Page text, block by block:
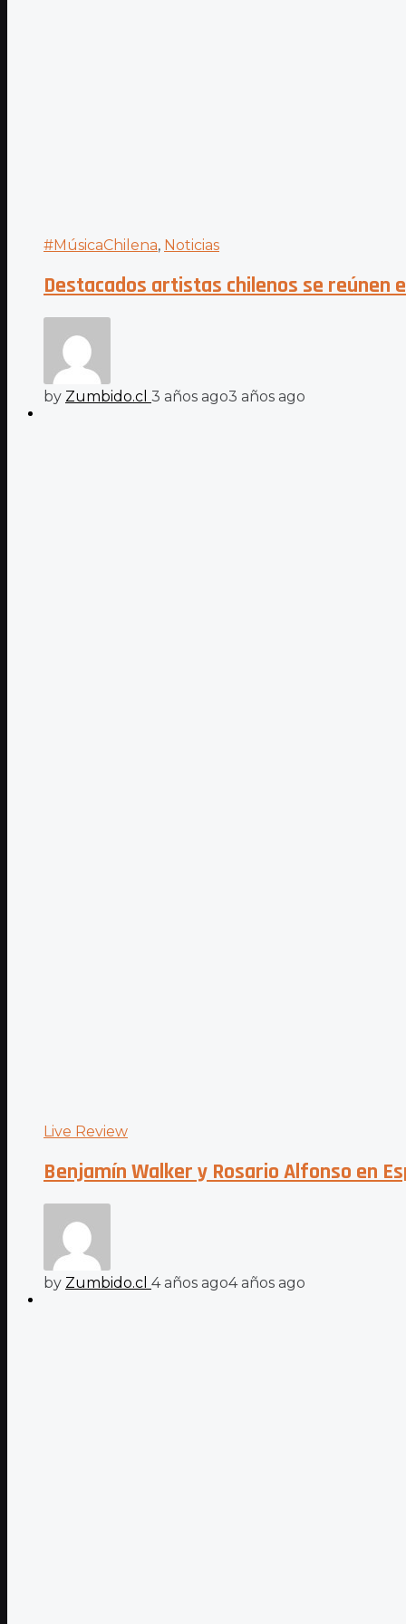
#MúsicaChilena, Noticias
Destacados artistas chilenos se reúnen
by Zumbido.cl 3 años ago3 años ago
Live Review
Benjamín Walker y Rosario Alfonso en
by Zumbido.cl 4 años ago4 años ago